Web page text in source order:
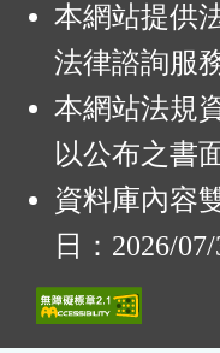
本網站提供
法律諮詢服務
本網站法規
以公布之書
資料庫內容
日：2026/07/